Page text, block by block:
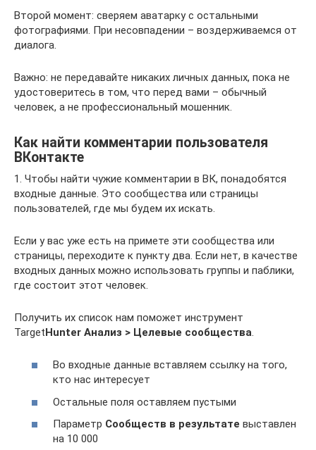
Второй момент: сверяем аватарку с остальными
фотографиями. При несовпадении – воздерживаемся от
диалога.
Важно: не передавайте никаких личных данных, пока не
удостоверитесь в том, что перед вами – обычный
человек, а не профессиональный мошенник.
Как найти комментарии пользователя
ВКонтакте
1. Чтобы найти чужие комментарии в ВК, понадобятся
входные данные. Это сообщества или страницы
пользователей, где мы будем их искать.
Если у вас уже есть на примете эти сообщества или
страницы, переходите к пункту два. Если нет, в качестве
входных данных можно использовать группы и паблики,
где состоит этот человек.
Получить их список нам поможет инструмент
TargetHunter Анализ > Целевые сообщества
Во входные данные вставляем ссылку на того,
кто нас интересует
Остальные поля оставляем пустыми
Параметр Сообществ в результате выставлен
на 10 000